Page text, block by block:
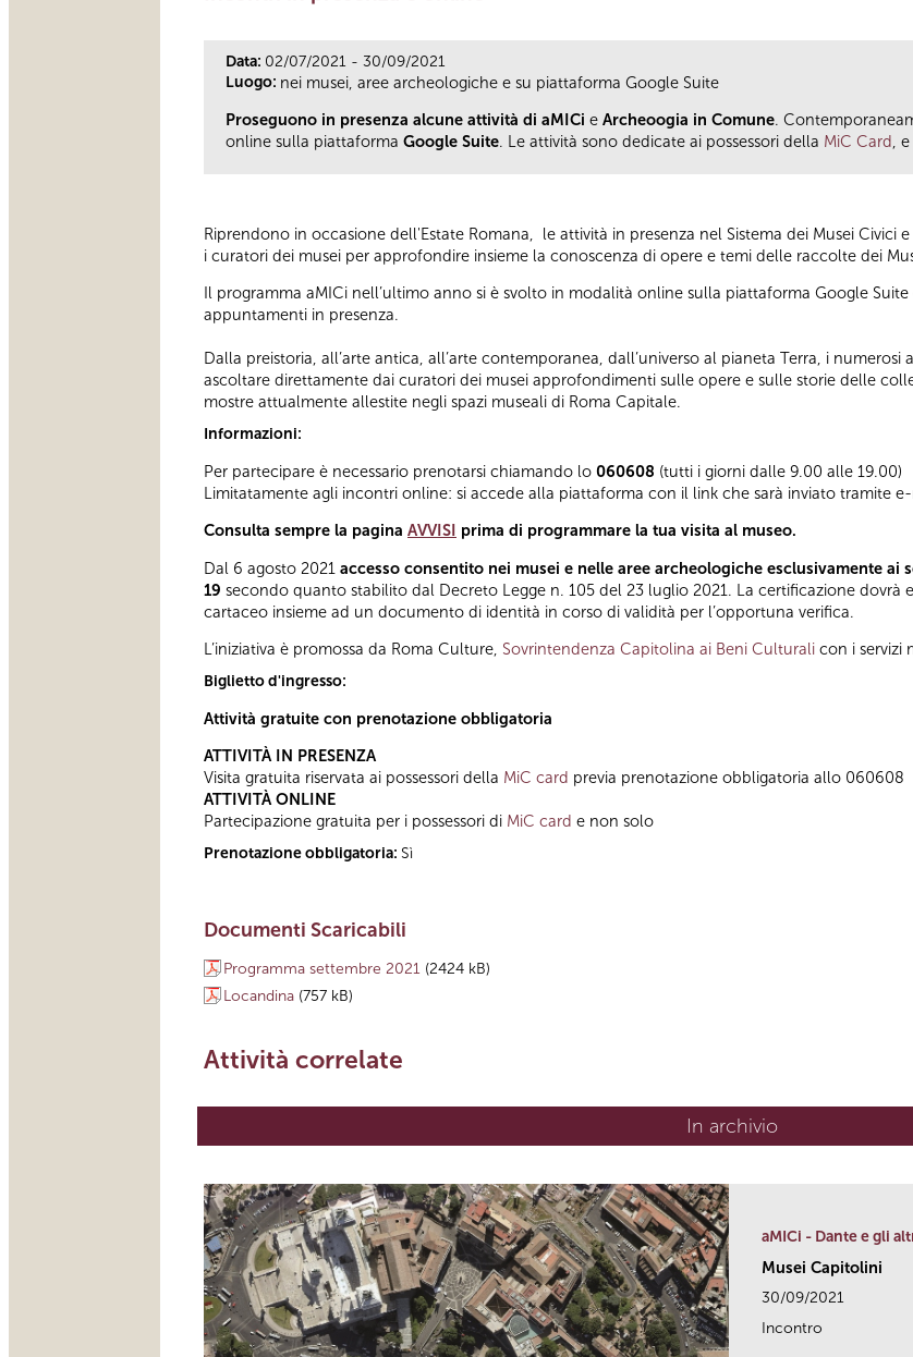
Data: 02/07/2021 - 30/09/2021
Luogo: nei musei, aree archeologiche e su piattaforma Google Suite
Proseguono in presenza alcune attività di aMICi e Archeoogia in Comune.
online sulla piattaforma Google Suite. Le attività sono dedicate ai possessori della MiC Card,
Riprendono in occasione dell'Estate Romana, le attività in presenza nel Sistema dei Musei
i curatori dei musei per approfondire insieme la conoscenza di opere e temi delle raccolte dei
Il programma aMICi nell’ultimo anno si è svolto in modalità online sulla piattaforma Google
appuntamenti in presenza.
Dalla preistoria, all’arte antica, all’arte contemporanea, dall’universo al pianeta Terra, i
ascoltare direttamente dai curatori dei musei approfondimenti sulle opere e sulle storie delle
mostre attualmente allestite negli spazi museali di Roma Capitale.
Informazioni:
Per partecipare è necessario prenotarsi chiamando lo 060608 (tutti i giorni dalle 9.00 alle 19.00)
Limitatamente agli incontri online: si accede alla piattaforma con il link che sarà inviato tramite
Consulta sempre la pagina AVVISI prima di programmare la tua visita al museo.
Dal 6 agosto 2021 accesso consentito nei musei e nelle aree archeologiche esclusivamente
19 secondo quanto stabilito dal Decreto Legge n. 105 del 23 luglio 2021. La certificazione dovrà
cartaceo insieme ad un documento di identità in corso di validità per l’opportuna verifica.
L’iniziativa è promossa da Roma Culture, Sovrintendenza Capitolina ai Beni Culturali con i servizi
Biglietto d'ingresso:
Attività gratuite con prenotazione obbligatoria
ATTIVITÀ IN PRESENZA
Visita gratuita riservata ai possessori della MiC card previa prenotazione obbligatoria allo 060608
ATTIVITÀ ONLINE
Partecipazione gratuita per i possessori di MiC card e non solo
Prenotazione obbligatoria: Sì
Documenti Scaricabili
Programma settembre 2021 (2424 kB)
Locandina (757 kB)
Attività correlate
In archivio
aMICi - Dante e gli
Musei Capitolini
30/09/2021
Incontro